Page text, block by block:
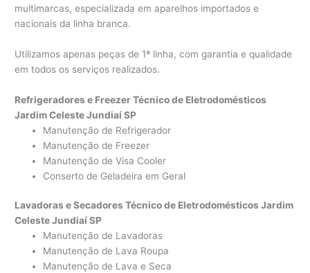
multimarcas, especializada em aparelhos importados e
nacionais da linha branca.
Utilizamos apenas peças de 1ª linha, com garantia e qualidade
em todos os serviços realizados.
Refrigeradores e Freezer Técnico de Eletrodomésticos
Jardim Celeste Jundiaí SP
Manutenção de Refrigerador
Manutenção de Freezer
Manutenção de Visa Cooler
Conserto de Geladeira em Geral
Lavadoras e Secadores Técnico de Eletrodomésticos Jardim
Celeste Jundiaí SP
Manutenção de Lavadoras
Manutenção de Lava Roupa
Manutenção de Lava e Seca